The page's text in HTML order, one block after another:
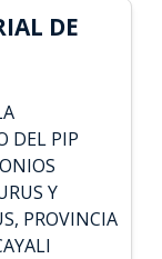
DE
DEL PIP
Y
PROVINCIA